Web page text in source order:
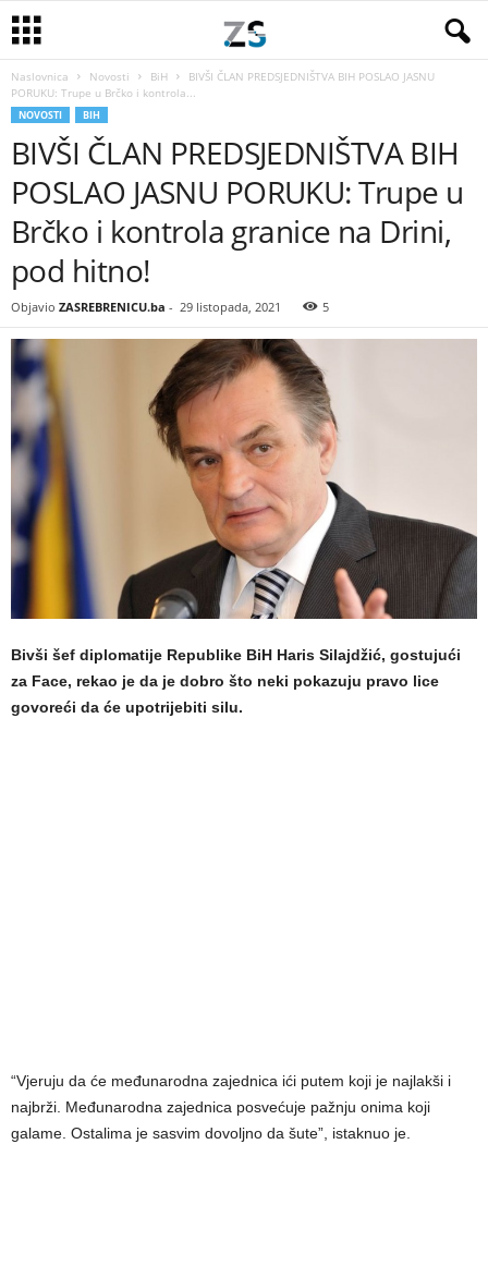
Naslovnica Novosti BiH
BIVŠI ČLAN PREDSJEDNIŠTVA BIH POSLAO JASNU
PORUKU: Trupe u Brčko i kontrola...
NOVOSTI BIH
BIVŠI ČLAN PREDSJEDNIŠTVA BIH
POSLAO JASNU PORUKU: Trupe u
Brčko i kontrola granice na Drini,
pod hitno!
Objavio ZASREBRENICU.ba - 29 listopada, 2021 5
Bivši šef diplomatije Republike BiH Haris Silajdžić, gostujući
za Face, rekao je da je dobro što neki pokazuju pravo lice
govoreći da će upotrijebiti silu.
“Vjeruju da će međunarodna zajednica ići putem koji je najlakši i
najbrži. Međunarodna zajednica posvećuje pažnju onima koji
galame. Ostalima je sasvim dovoljno da šute”, istaknuo je.